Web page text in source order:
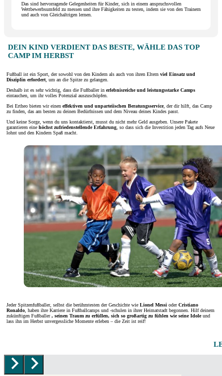
Das sind hervorragende Gelegenheiten für Kinder, sich in einem anspruchsvollen
Wettbewerbsumfeld zu messen und ihre Fähigkeiten zu testen, indem sie von den Trainern
und auch von Gleichaltrigen lernen.
DEIN KIND VERDIENT DAS BESTE, WÄHLE DAS TOP
CAMP IM HERBST
Fußball ist ein Sport, der sowohl von den Kindern als auch von ihren Eltern viel Einsatz und
Disziplin erfordert , um an die Spitze zu gelangen.
Deshalb ist es sehr wichtig, dass die Fußballer in erlebnisreiche und leistungsstarke Camps
eintauchen, um ihr volles Potenzial auszuschöpfen.
Bei Ertheo bieten wir einen effektiven und unparteiischen Beratungsservice, der dir hilft, das Camp
zu finden, das am besten zu deinen Bedürfnissen und dem Niveau deines Kindes passt.
Und keine Sorge, wenn du uns kontaktierst, musst du nicht mehr Geld ausgeben. Unsere Pakete
garantieren eine höchst zufriedenstellende Erfahrung , so dass sich die Investition jeden Tag aufs Neue
lohnt und den Kindern Spaß macht.
Jeder Spitzenfußballer, selbst die berühmtesten der Geschichte wie Lionel Messi oderCristiano
Ronaldo, haben ihre Karriere in Fußballcamps und -schulen in ihrer Heimatstadt begonnen. Hilf deinem
zukünftigen Fußballer, seinen Traum zu erfüllen, sich so großartig zu fühlen wie seine Idoleund
lass ihn im Herbst unvergessliche Momente erleben – die Zeit ist reif!